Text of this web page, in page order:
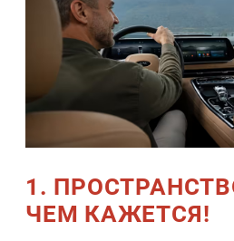
1.
ЧЕМ КАЖЕТСЯ!